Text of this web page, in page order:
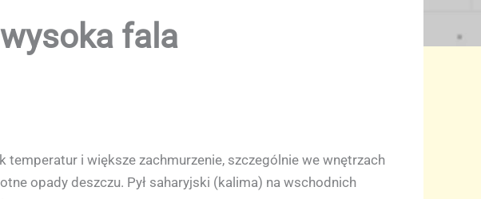
fala
temperatur i większe zachmurzenie, szczególnie we wnętrzach
opady deszczu. Pył saharyjski (kalima) na wschodnich